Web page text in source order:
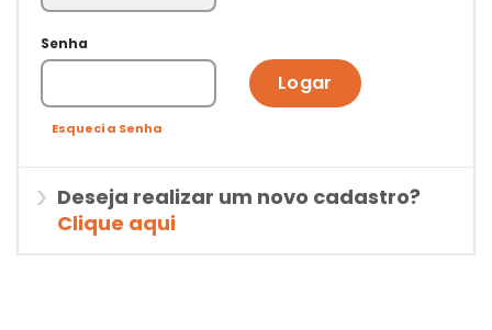
Senha
Logar
Esqueci a Senha
Deseja realizar um novo cadastro?
Clique aqui